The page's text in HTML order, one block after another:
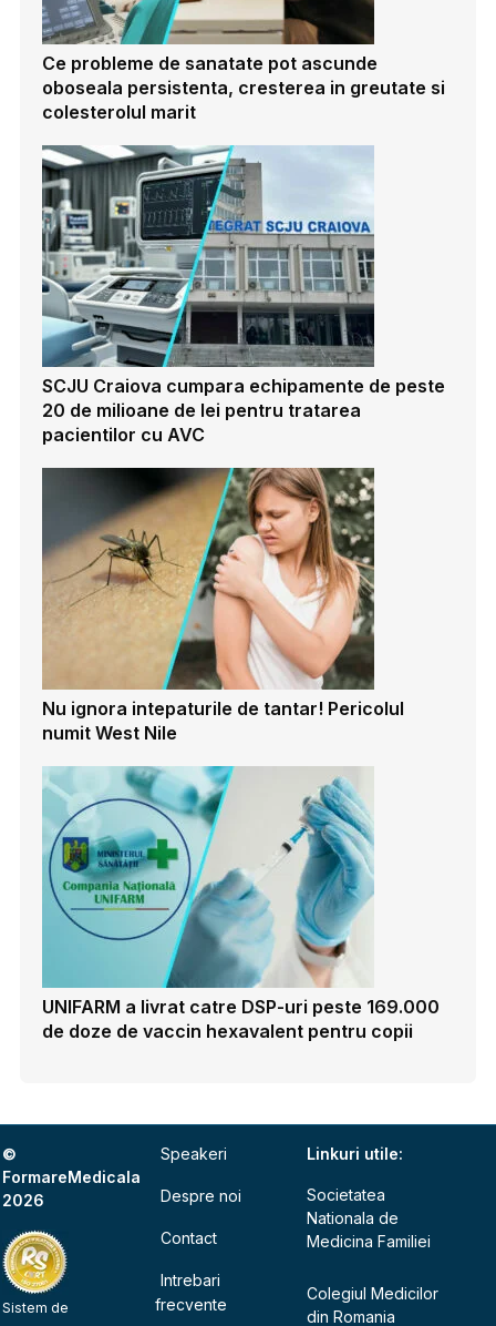
Ce probleme de sanatate pot ascunde
oboseala persistenta, cresterea in greutate si
colesterolul marit
SCJU Craiova cumpara echipamente de peste
20 de milioane de lei pentru tratarea
pacientilor cu AVC
Nu ignora intepaturile de tantar! Pericolul
numit West Nile
UNIFARM a livrat catre DSP-uri peste 169.000
de doze de vaccin hexavalent pentru copii
©
FormareMedicala
2026
Sistem de
Speakeri
Despre noi
Contact
Intrebari
frecvente
Linkuri utile:
Societatea
Nationala de
Medicina Familiei
Colegiul Medicilor
din Romania